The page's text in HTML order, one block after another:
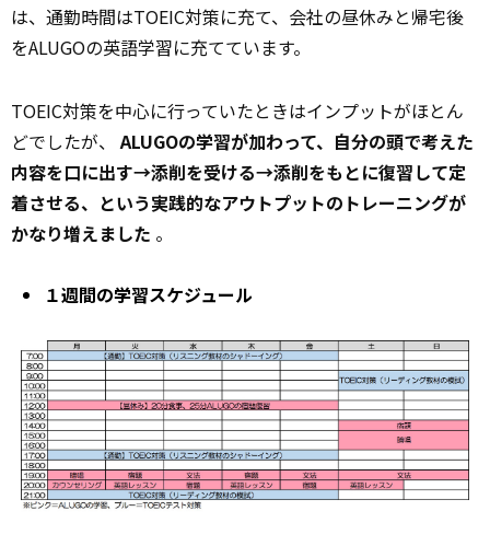
は、通勤時間はTOEIC対策に充て、会社の昼休みと帰宅後
をALUGOの英語学習に充てています。
TOEIC対策を中心に行っていたときはインプットがほとん
どでしたが、ALUGOの学習が加わって、自分の頭で考えた
内容を口に出す→添削を受ける→添削をもとに復習して定
着させる、という実践的なアウトプットのトレーニングが
かなり増えました 。
１週間の学習スケジュール